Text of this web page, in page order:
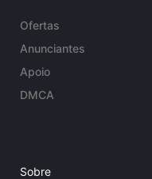
Ofertas
Anunciantes
Apoio
DMCA
Sobre